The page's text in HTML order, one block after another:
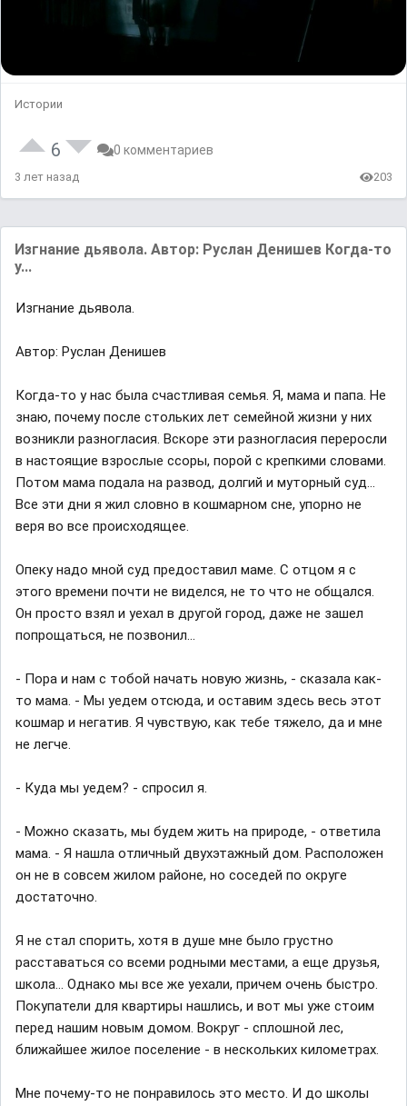
Истории
6 0 комментариев
3 лет назад 203
Изгнание дьявола. Автор: Руслан Денишев Когда-то
у...
Изгнание дьявола.
Автор: Руслан Денишев
Когда-то у нас была счастливая семья. Я, мама и папа. Не
знаю, почему после стольких лет семейной жизни у них
возникли разногласия. Вскоре эти разногласия переросли
в настоящие взрослые ссоры, порой с крепкими словами.
Потом мама подала на развод, долгий и муторный суд...
Все эти дни я жил словно в кошмарном сне, упорно не
веря во все происходящее.
Опеку надо мной суд предоставил маме. С отцом я с
этого времени почти не виделся, не то что не общался.
Он просто взял и уехал в другой город, даже не зашел
попрощаться, не позвонил...
- Пора и нам с тобой начать новую жизнь, - сказала как-
то мама. - Мы уедем отсюда, и оставим здесь весь этот
кошмар и негатив. Я чувствую, как тебе тяжело, да и мне
не легче.
- Куда мы уедем? - спросил я.
- Можно сказать, мы будем жить на природе, - ответила
мама. - Я нашла отличный двухэтажный дом. Расположен
он не в совсем жилом районе, но соседей по округе
достаточно.
Я не стал спорить, хотя в душе мне было грустно
расставаться со всеми родными местами, а еще друзья,
школа... Однако мы все же уехали, причем очень быстро.
Покупатели для квартиры нашлись, и вот мы уже стоим
перед нашим новым домом. Вокруг - сплошной лес,
ближайшее жилое поселение - в нескольких километрах.
Мне почему-то не понравилось это место. И до школы